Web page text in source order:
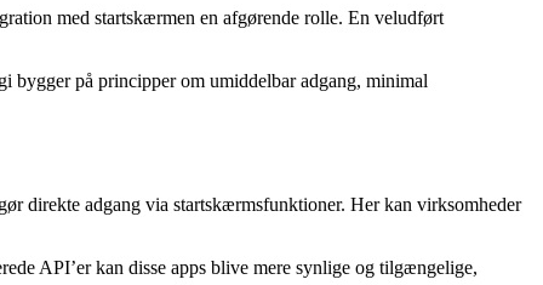
med startskærmen en afgørende rolle. En veludført
bygger på principper om umiddelbar adgang, minimal
direkte adgang via startskærmsfunktioner. Her kan virksomheder
API’er kan disse apps blive mere synlige og tilgængelige,